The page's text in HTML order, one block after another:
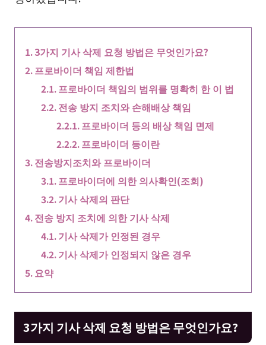
3가지 기사 삭제 요청 방법은 무엇인가요?
프로바이더 책임 제한법
프로바이더 책임의 범위를 명확히 한 이 법
전송 방지 조치와 손해배상 책임
프로바이더 등의 배상 책임 면제
프로바이더 등이란
전송방지조치와 프로바이더
프로바이더에 의한 의사확인(조회)
기사 삭제의 판단
전송 방지 조치에 의한 기사 삭제
기사 삭제가 인정된 경우
기사 삭제가 인정되지 않은 경우
요약
3가지 기사 삭제 요청 방법은 무엇인가요?